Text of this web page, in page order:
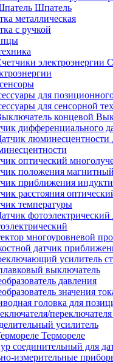
Шпатель
металлическая
с ручкой
для
для сенсорной
дифференциального
оптический
положения магнитный
приближения
расстояния
температуры
многоуровневой
датчик
усилитель
выключатель
давления
значения
головка для
усилитель
Термореле
соединительный для
измерительные